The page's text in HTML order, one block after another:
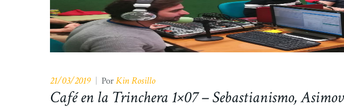
21/03/2019 | PorKin Rosillo
Café en la Trinchera 1×07 – Sebastianismo,